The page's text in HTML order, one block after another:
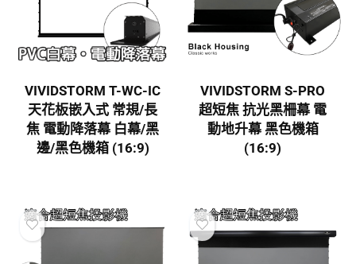
VIVIDSTORM T-WC-IC
天花板嵌入式 常規/長
焦 電動降落幕 白幕/黑
邊/黑色機箱 (16:9)
VIVIDSTORM S-PRO
超短焦 抗光黑柵幕 電
動地升幕 黑色機箱
(16:9)